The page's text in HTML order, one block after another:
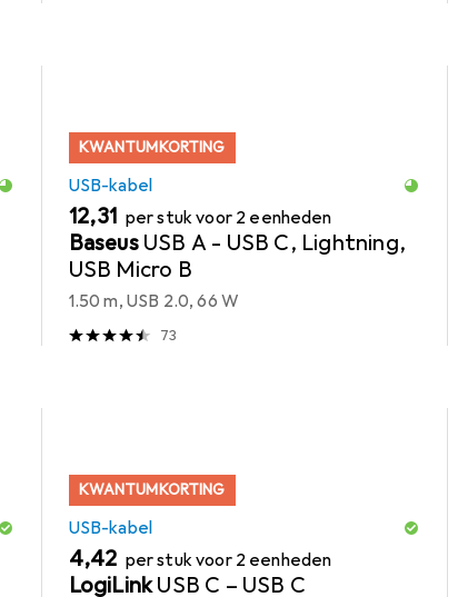
KWANTUMKORTING
USB-kabel
EUR
12,31 per stuk voor 2 eenheden
Baseus USB A - USB C, Lightning,
USB Micro B
1.50 m, USB 2.0, 66 W
73
KWANTUMKORTING
USB-kabel
EUR
4,42 per stuk voor 2 eenheden
LogiLinkUSB C – USB C